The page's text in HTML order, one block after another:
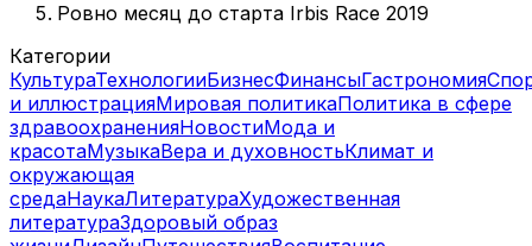
Ровно месяц до старта Irbis Race 2019
Категории
КультураТехнологииБизнесФинансыГастрономия
и иллюстрацияМировая политикаПолитика в сфере
здравоохраненияНовостиМода и
красотаМузыкаВера и духовностьКлимат и
окружающая
средаНаукаЛитератураХудожественная
литератураЗдоровый образ